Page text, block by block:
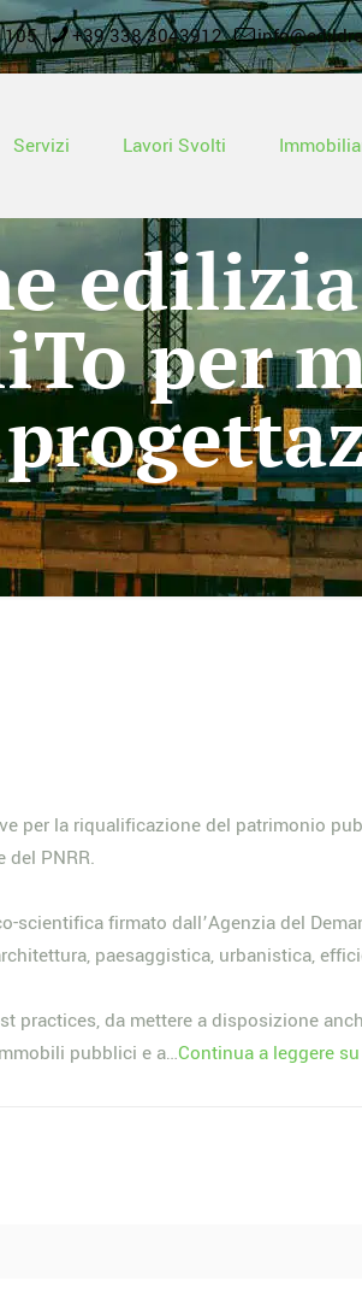
+39 338 3043912
Servizi Lavori Svolti
per
per la riqualificazione del patrimonio
del PNRR.
scientifica firmato dall’Agenzia del
paesaggistica, urbanistica,
practices, da mettere a disposizione
pubblici e a…Continua a leggere